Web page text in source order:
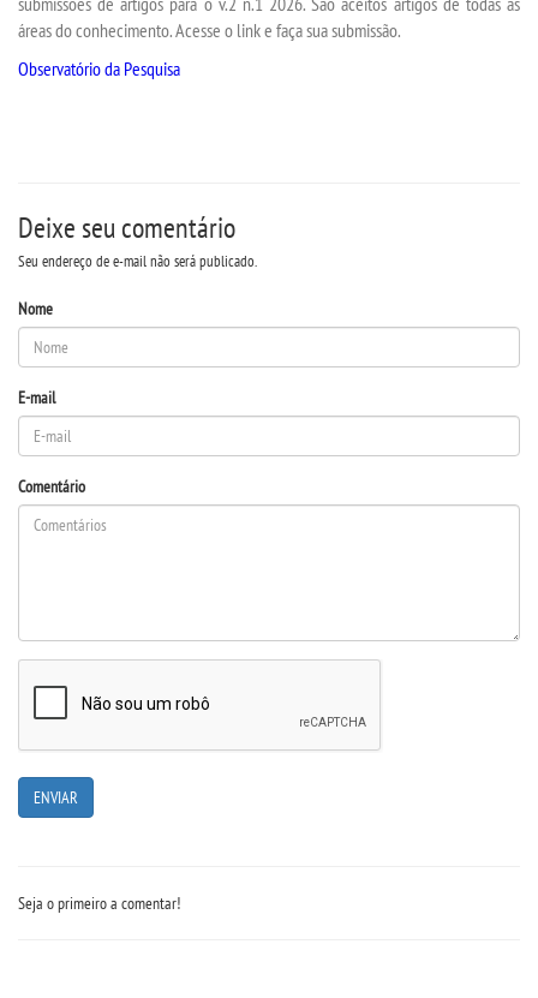
INSCREVA-SE
MATRÍCULA
EDITAL - ADENDO 1
PUBLICAÇÕES
DESTAQUES
LOGIN
WEBMAIL
UNIESP
áreas do conhecimento. Acesse o link e faça sua submissão.
Observatório da Pesquisa
Deixe seu comentário
Seu endereço de e-mail não será publicado.
Nome
E-mail
Comentário
Seja o primeiro a comentar!